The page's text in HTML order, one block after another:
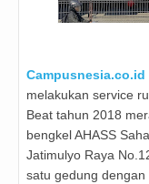
Campusnesia.co.id
melakukan service
Beat tahun 2018
bengkel AHASS
Jatimulyo Raya
satu gedung dengan